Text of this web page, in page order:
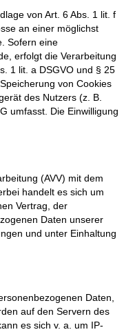
von Art. 6 Abs. 1 lit. f
an einer möglichst
Sofern eine
erfolgt die Verarbeitung
1 lit. a DSGVO und § 25
von Cookies
des Nutzers (z. B.
umfasst. Die Einwilligung
(AVV) mit dem
handelt es sich um
Vertrag, der
Daten unserer
und unter Einhaltung
Daten,
auf den Servern des
es sich v. a. um IP-